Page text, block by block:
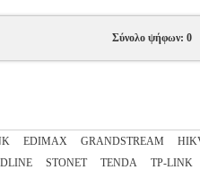
Σύνολο ψήφων: 0
EDIMAX GRANDSTREAM
STONET TENDA TP-LINK